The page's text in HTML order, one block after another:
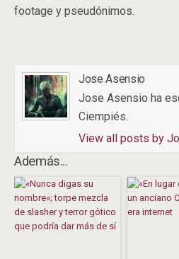
footage y pseudónimos.
Jose Asensio
Jose Asensio ha
Ciempiés.
View all posts by
Además...